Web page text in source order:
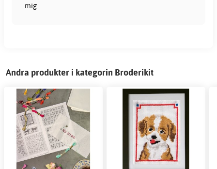
mig.
Andra produkter i kategorin Broderikit